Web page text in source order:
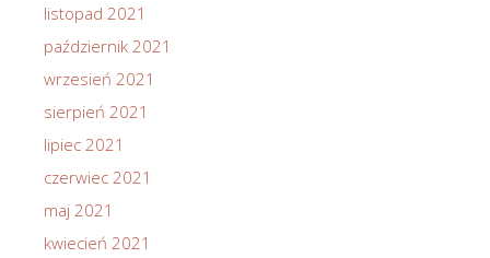
listopad 2021
październik 2021
wrzesień 2021
sierpień 2021
lipiec 2021
czerwiec 2021
maj 2021
kwiecień 2021